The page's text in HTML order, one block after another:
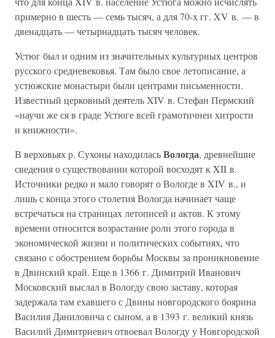
примерно в шесть — семь тысяч, а для 70-х гг. XV в. — в
двенадцать — четырнадцать тысяч человек.
Устюг был и одним из значительных культурных центров
русского средневековья. Там было свое летописание, а
устюжские монастыри были центрами письменности.
Известный церковный деятель XIV в. Стефан Пермский
«научи же ся в граде Устюге всей грамотичнеи хитрости
и книжности».
В верховьях р. Сухоны находиласьВологда, древнейшие
сведения о существовании которой восходят к XII в.
Источники редко и мало говорят о Вологде в XIV в., и
лишь с конца этого столетия Вологда начинает чаще
встречаться на страницах летописей и актов. К этому
времени относится возрастание роли этого города в
экономической жизни и политических событиях, что
связано с обострением борьбы Москвы за проникновение
в Двинский край. Еще в 1366 г. Димитрий Иванович
Московский выслал в Вологду свою заставу, которая
задержала там ехавшего с Двины новгородского боярина
Василия Даниловича с сыном, а в 1393 г. великий князь
Василий Димитриевич отвоевал Вологду у Новгородской